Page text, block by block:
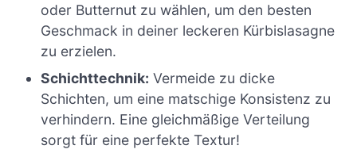
oder Butternut zu wählen, um den besten
Geschmack in deiner leckeren Kürbislasagne
zu erzielen.
Schichttechnik: Vermeide zu dicke
Schichten, um eine matschige Konsistenz zu
verhindern. Eine gleichmäßige Verteilung
sorgt für eine perfekte Textur!